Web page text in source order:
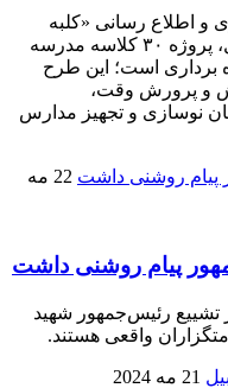
و اطلاع رسانی «کلبه
خبر» به نقل از نشریه چشم انداز اردبیل، پروژه ۳۰ کلاسه مدرسه
برداری است؛ این طرح
آموزش و پرورش وقت،
نوسازی و تجهیز مدارس
22 مه
پیام روشنی داشت
تشییع رئیس‌جمهور شهید
واقعی هستند.
21 مه 2024